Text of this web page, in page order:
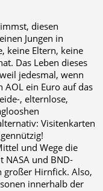
diesen
Jungen in
keine Eltern, keine
Das Leben dieses
jedesmal, wenn
ein Euro auf das
, elternlose,
Visitenkarten
und Wege die
NASA und BND-
großer Hirnfick. Also,
innerhalb der